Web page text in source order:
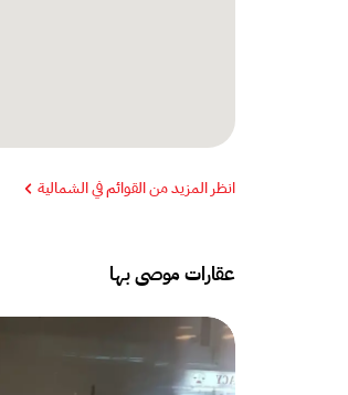
انظر المزيد من القوائم في الشمالية
عقارات موصى بها